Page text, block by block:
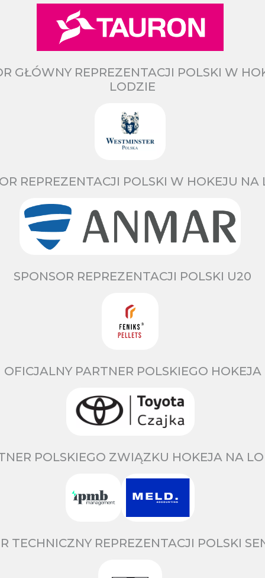
GŁÓWNY REPREZENTACJI POLSKI W
LODZIE
REPREZENTACJI POLSKI W HOKEJU NA
SPONSOR REPREZENTACJI POLSKI U20
OFICJALNY PARTNER POLSKIEGO HOKEJA
POLSKIEGO ZWIĄZKU HOKEJA NA
TECHNICZNY REPREZENTACJI POLSKI